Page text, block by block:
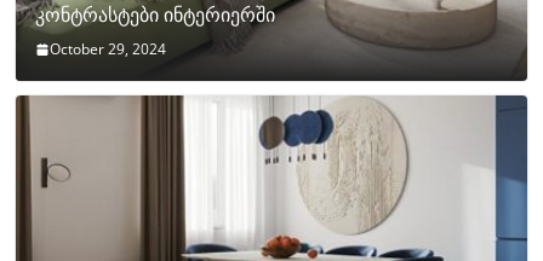
კონტრასტები ინტერიერში
October 29, 2024